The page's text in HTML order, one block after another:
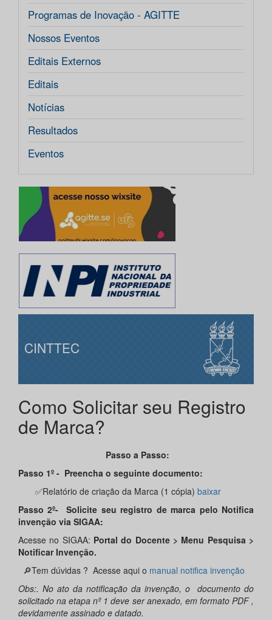
Programas de Inovação - AGITTE
Nossos Eventos
Editais Externos
Editais
Notícias
Resultados
Eventos
CINTTEC
Como Solicitar seu Registro
de Marca?
Passo a Passo:
Passo 1º - Preencha o seguinte documento:
✅Relatório de criação da Marca (1 cópia) baixar
Passo 2º- Solicite seu registro de marca pelo Notifica
invenção via SIGAA:
Acesse no SIGAA: Portal do Docente > Menu Pesquisa >
Notificar Invenção.
🔎Tem dúvidas ? Acesse aqui o manual notifica invenção
Obs:. No ato da notificação da invenção, o documento do
solicitado na etapa nº 1 deve ser anexado, em formato PDF ,
devidamente assinado e datado.